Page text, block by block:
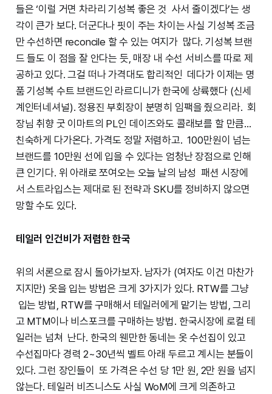
들은 ‘이럴 거면 차라리 기성복 좋은 것 사서 줄이겠다’는 생
각이 큰가 보다. 더군다나 핏이 주는 차이는 사실 기성복 조금
만 수선하면 reconcile 할 수 있는 여지가 많다. 기성복 브랜
드 들도 이 점을 잘 안다는 듯, 매장 내 수선 서비스를 따로 제
공하고 있다. 그걸 떠나 가격대도 합리적인 데다가 이제는 명
품 기성복 수트 브랜드인 라르디니가 한국에 상륙했다 (신세
계인터네셔널). 정용진 부회장이 분명히 임팩을 줬으리라. 회
장님 취향 굿 이마트의 PL인 데이즈와도 콜래보를 할 만큼…
친숙하게 다가온다. 가격도 정말 저렴하고. 100만원이 넘는
브랜드를 10만원 선에 입을 수 있다는 엄청난 장점으로 인해
큰 인기다. 위 아래로 쪼여오는 오늘 날의 남성 패션 시장에
서 스트라입스는 제대로 된 전략과 SKU를 정비하지 않으면
망할 수도 있다.
테일러 인건비가 저렴한 한국
위의 서론으로 잠시 돌아가보자. 남자가 (여자도 이건 마찬가
지지만) 옷을 입는 방법은 크게 3가지가 있다. RTW를 그냥
입는 방법, RTW를 구매해서 테일러에게 맡기는 방법, 그리
고 MTM이나 비스포크를 구매하는 방법. 한국시장에 로컬 테
일러는 넘쳐 난다. 한국의 웬만한 동네는 옷 수선집이 있고
수선집마다 경력 2~30년씩 벨트 아래 두르고 계시는 분들이
있다. 그런 장인들이 또 가격은 수선 당 1만 원, 2만 원을 넘지
않는다. 테일러 비즈니스도 사실 WoM에 크게 의존하고